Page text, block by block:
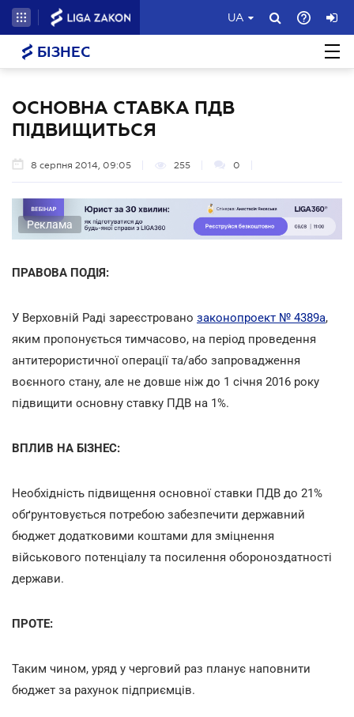
UA
БІЗНЕС
ОСНОВНА СТАВКА ПДВ
ПІДВИЩИТЬСЯ
8 серпня 2014, 09:05 255 0
Реклама
ПРАВОВА ПОДІЯ:
У Верховній Раді зареєстровано законопроект № 4389а,
яким пропонується тимчасово, на період проведення
антитерористичної операції та/або запровадження
воєнного стану, але не довше ніж до 1 січня 2016 року
підвищити основну ставку ПДВ на 1%.
ВПЛИВ НА БІЗНЕС:
Необхідність підвищення основної ставки ПДВ до 21%
обґрунтовується потребою забезпечити державний
бюджет додатковими коштами для зміцнення
військового потенціалу та посилення обороноздатності
держави.
ПРОТЕ:
Таким чином, уряд у черговий раз планує наповнити
бюджет за рахунок підприємців.